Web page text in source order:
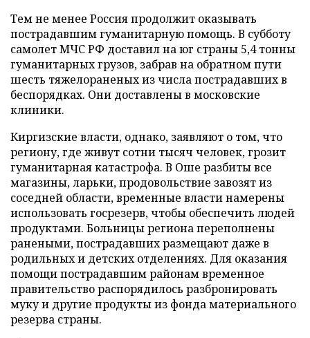
Тем не менее Россия продолжит оказывать
пострадавшим гуманитарную помощь. В субботу
самолет МЧС РФ доставил на юг страны 5,4 тонны
гуманитарных грузов, забрав на обратном пути
шесть тяжелораненых из числа пострадавших в
беспорядках. Они доставлены в московские
клиники.
Киргизские власти, однако, заявляют о том, что
региону, где живут сотни тысяч человек, грозит
гуманитарная катастрофа. В Оше разбиты все
магазины, ларьки, продовольствие завозят из
соседней области, временные власти намерены
использовать госрезерв, чтобы обеспечить людей
продуктами. Больницы региона переполнены
ранеными, пострадавших размещают даже в
родильных и детских отделениях. Для оказания
помощи пострадавшим районам временное
правительство распорядилось разбронировать
муку и другие продукты из фонда материального
резерва страны.